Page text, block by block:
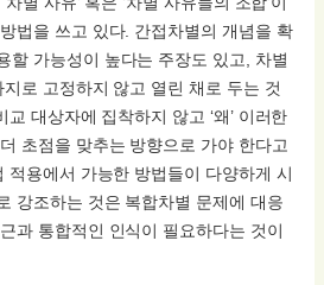
법을 쓰고 있다. 간접차별의 개념을 확
할 가능성이 높다는 주장도 있고, 차별
로 고정하지 않고 열린 채로 두는 것
대상자에 집착하지 않고 ‘왜’ 이러한
초점을 맞추는 방향으로 가야 한다고
적용에서 가능한 방법들이 다양하게 시
강조하는 것은 복합차별 문제에 대응
과 통합적인 인식이 필요하다는 것이